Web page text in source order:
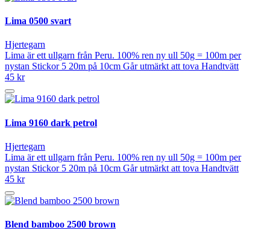
Lima 0500 svart
Hjertegarn
Lima är ett ullgarn från Peru. 100% ren ny ull 50g = 100m per
nystan Stickor 5 20m på 10cm Går utmärkt att tova Handtvätt
45 kr
Lima 9160 dark petrol
Hjertegarn
Lima är ett ullgarn från Peru. 100% ren ny ull 50g = 100m per
nystan Stickor 5 20m på 10cm Går utmärkt att tova Handtvätt
45 kr
Blend bamboo 2500 brown